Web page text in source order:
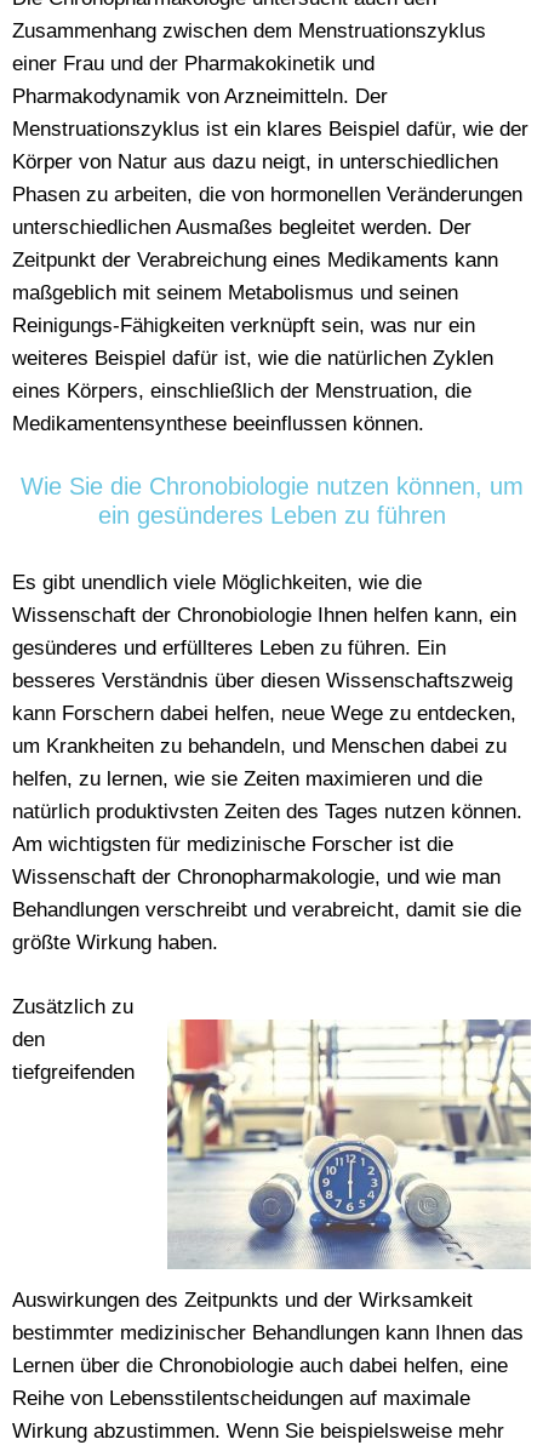
Zusammenhang zwischen dem Menstruationszyklus
einer Frau und der Pharmakokinetik und
Pharmakodynamik von Arzneimitteln. Der
Menstruationszyklus ist ein klares Beispiel dafür, wie der
Körper von Natur aus dazu neigt, in unterschiedlichen
Phasen zu arbeiten, die von hormonellen Veränderungen
unterschiedlichen Ausmaßes begleitet werden. Der
Zeitpunkt der Verabreichung eines Medikaments kann
maßgeblich mit seinem Metabolismus und seinen
Reinigungs-Fähigkeiten verknüpft sein, was nur ein
weiteres Beispiel dafür ist, wie die natürlichen Zyklen
eines Körpers, einschließlich der Menstruation, die
Medikamentensynthese beeinflussen können.
Wie Sie die Chronobiologie nutzen können, um
ein gesünderes Leben zu führen
Es gibt unendlich viele Möglichkeiten, wie die
Wissenschaft der Chronobiologie Ihnen helfen kann, ein
gesünderes und erfüllteres Leben zu führen. Ein
besseres Verständnis über diesen Wissenschaftszweig
kann Forschern dabei helfen, neue Wege zu entdecken,
um Krankheiten zu behandeln, und Menschen dabei zu
helfen, zu lernen, wie sie Zeiten maximieren und die
natürlich produktivsten Zeiten des Tages nutzen können.
Am wichtigsten für medizinische Forscher ist die
Wissenschaft der Chronopharmakologie, und wie man
Behandlungen verschreibt und verabreicht, damit sie die
größte Wirkung haben.
Zusätzlich zu
den
tiefgreifenden
Auswirkungen des Zeitpunkts und der Wirksamkeit
bestimmter medizinischer Behandlungen kann Ihnen das
Lernen über die Chronobiologie auch dabei helfen, eine
Reihe von Lebensstilentscheidungen auf maximale
Wirkung abzustimmen. Wenn Sie beispielsweise mehr